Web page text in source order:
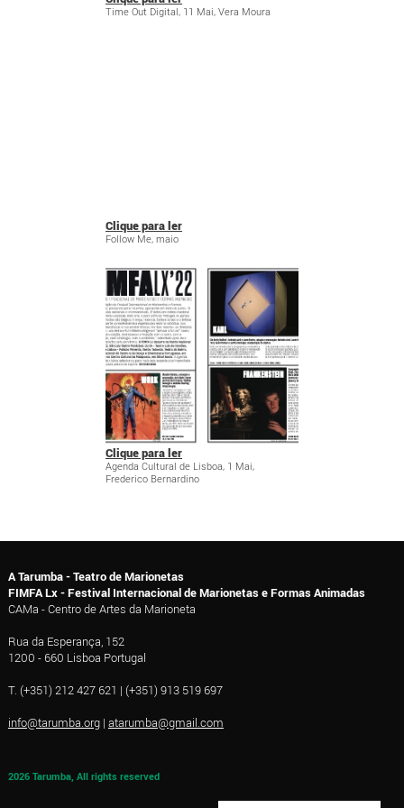
Time Out Digital, 11 Mai, Vera Moura
Clique para ler
Follow Me, maio
Clique para ler
Agenda Cultural de Lisboa, 1 Mai,
Frederico Bernardino
A Tarumba - Teatro de Marionetas
FIMFA Lx - Festival Internacional de Marionetas e Formas Animadas
CAMa - Centro de Artes da Marioneta
Rua da Esperança, 152
1200 - 660 Lisboa Portugal
T. (+351) 212 427 621 | (+351) 913 519 697
info@tarumba.org| atarumba@gmail.com
2026 Tarumba, All rights reserved